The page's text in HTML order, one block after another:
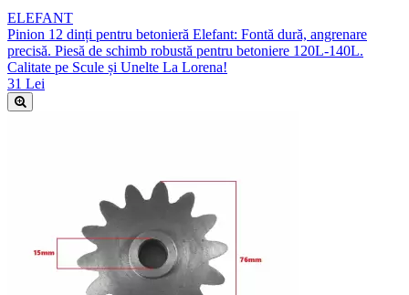
ELEFANT
Pinion 12 dinți pentru betonieră Elefant: Fontă dură, angrenare
precisă. Piesă de schimb robustă pentru betoniere 120L-140L.
Calitate pe Scule și Unelte La Lorena!
31 Lei